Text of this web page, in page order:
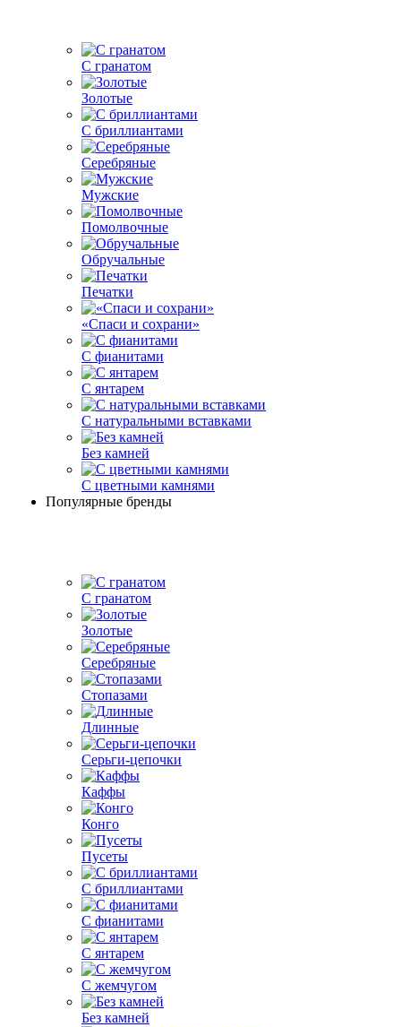
С гранатом
Золотые
С бриллиантами
Серебряные
Мужские
Помолвочные
Обручальные
Печатки
«Спаси и сохрани»
С фианитами
С янтарем
С натуральными вставками
Без камней
С цветными камнями
Популярные бренды
С гранатом
Золотые
Серебряные
Стопазами
Длинные
Серьги-цепочки
Каффы
Конго
Пусеты
С бриллиантами
С фианитами
С янтарем
С жемчугом
Без камней